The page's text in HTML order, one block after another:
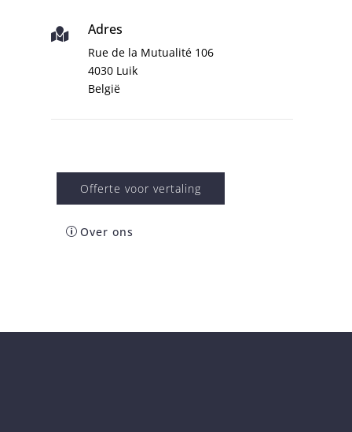
 Adres
Rue de la Mutualité 106
4030 Luik
België
Offerte voor vertaling
Over ons